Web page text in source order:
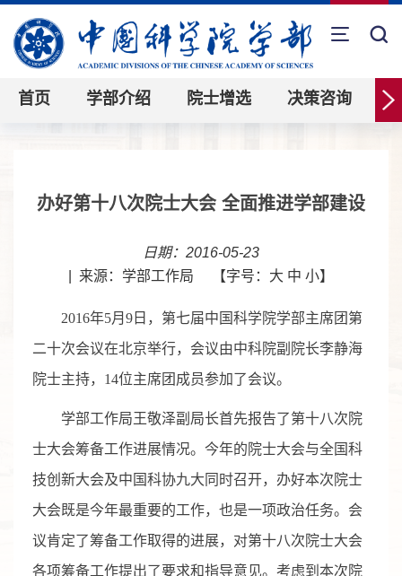
首页 学部介绍 院士增选 决策咨询
办好第十八次院士大会 全面推进学部建设
日期：2016-05-23
来源：学部工作局 【字号： 大 中 小】
2016年5月9日，第七届中国科学院学部主席团第
二十次会议在北京举行，会议由中科院副院长李静海
院士主持，14位主席团成员参加了会议。
学部工作局王敬泽副局长首先报告了第十八次院
士大会筹备工作进展情况。今年的院士大会与全国科
技创新大会及中国科协九大同时召开，办好本次院士
大会既是今年最重要的工作，也是一项政治任务。会
议肯定了筹备工作取得的进展，对第十八次院士大会
各项筹备工作提出了要求和指导意见。考虑到本次院